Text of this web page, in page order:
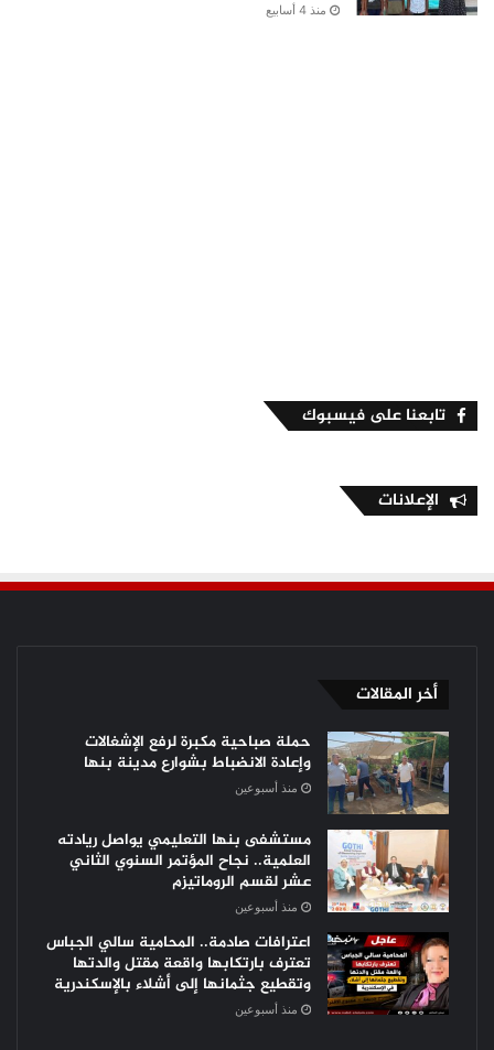
منذ 4 أسابيع
تابعنا على فيسبوك
الإعلانات
أخر المقالات
حملة صباحية مكبرة لرفع الإشغالات
وإعادة الانضباط بشوارع مدينة بنها
منذ أسبوعين
مستشفى بنها التعليمي يواصل ريادته
العلمية.. نجاح المؤتمر السنوي الثاني
عشر لقسم الروماتيزم
منذ أسبوعين
اعترافات صادمة.. المحامية سالي الجباس
تعترف بارتكابها واقعة مقتل والدتها
وتقطيع جثمانها إلى أشلاء بالإسكندرية
منذ أسبوعين